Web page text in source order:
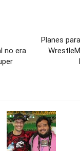
no era
Planes